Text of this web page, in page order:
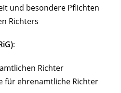
und besondere Pflichten
Richters
:
Richter
für ehrenamtliche Richter